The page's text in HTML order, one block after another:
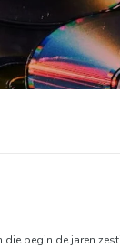
begin de jaren